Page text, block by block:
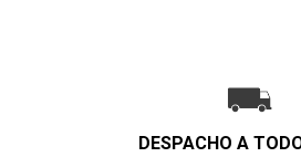
DESPACHO A